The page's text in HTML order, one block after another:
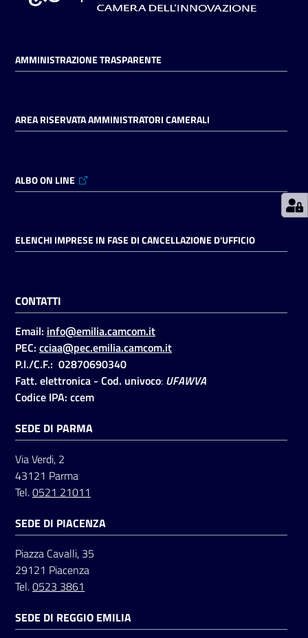
Prenotazioni
Pagamenti
on line
Accedi
Seguici
su
AMMINISTRAZIONE TRASPARENTE
AREA RISERVATA AMMINISTRATORI CAMERALI
ALBO ON LINE
ELENCHI IMPRESE IN FASE DI CANCELLAZIONE D'UFFICIO
CONTATTI
Email: info@emilia.camcom.it
PEC: cciaa@pec.emilia.camcom.it
P.I./C.F.: 02870690340
Fatt. elettronica - Cod. univoco: UFAWVA
Codice IPA: ccem
SEDE DI PARMA
Via Verdi, 2
43121 Parma
Tel.0521 21011
SEDE DI PIACENZA
Piazza Cavalli, 35
29121 Piacenza
Tel.0523 3861
SEDE DI REGGIO EMILIA